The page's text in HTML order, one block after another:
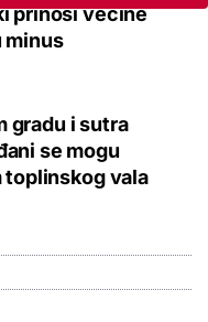
prinosi većine
minus
gradu i sutra
se mogu
vala